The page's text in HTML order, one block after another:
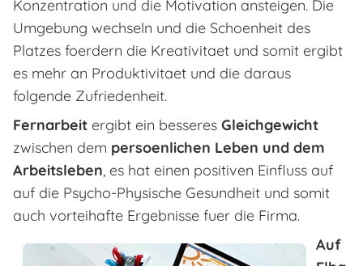
Konzentration und die Motivation ansteigen. Die
Umgebung wechseln und die Schoenheit des
Platzes foerdern die Kreativitaet und somit ergibt
es mehr an Produktivitaet und die daraus
folgende Zufriedenheit.
Fernarbeit ergibt ein besseres Gleichgewicht
zwischen dem persoenlichen Leben und dem
Arbeitsleben, es hat einen positiven Einfluss auf
auf die Psycho-Physische Gesundheit und somit
auch vorteihafte Ergebnisse fuer die Firma.
Auf